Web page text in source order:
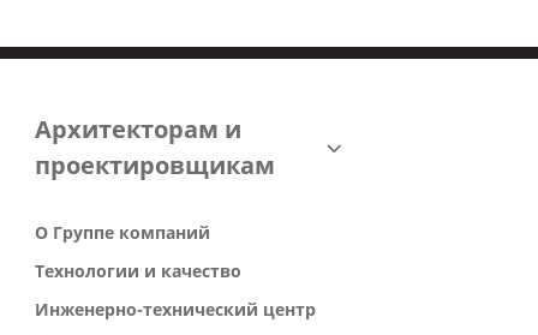
Архитекторам и
проектировщикам
О Группе компаний
Технологии и качество
Инженерно-технический центр